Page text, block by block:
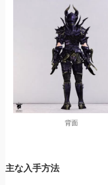
背面
主な入手方法